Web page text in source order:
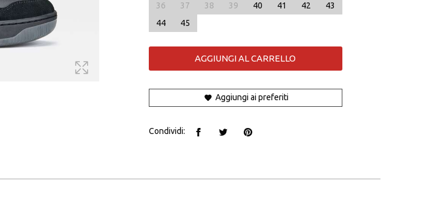
36
37 38 39 40 41 42
43
44
45
AGGIUNGI AL CARRELLO
Aggiungi ai preferiti
Condividi: